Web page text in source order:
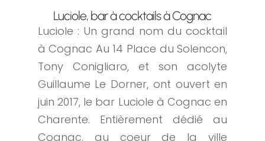
Luciole, bar à cocktails à Cognac
Luciole : Un grand nom du cocktail
à Cognac Au 14 Place du Solencon,
Tony Conigliaro, et son acolyte
Guillaume Le Dorner, ont ouvert en
juin 2017, le bar Luciole à Cognac en
Charente. Entièrement dédié au
Cognac, au coeur de la ville